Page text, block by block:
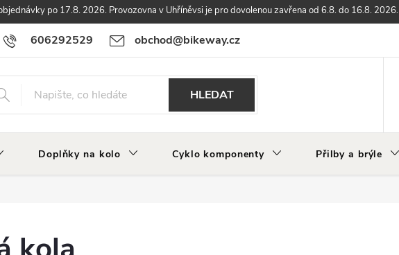
po 17.8. 2026. Provozovna v Uhříněvsi je pro dovolenou zavřena od 6.8. do 16.8. 2026.
606292529 obchod@bikeway.cz
Podmínky ochrany osobních údajů Vrácení a reklamace zboží
HLEDAT
Doplňky na kolo Cyklo komponenty Přilby a brýle